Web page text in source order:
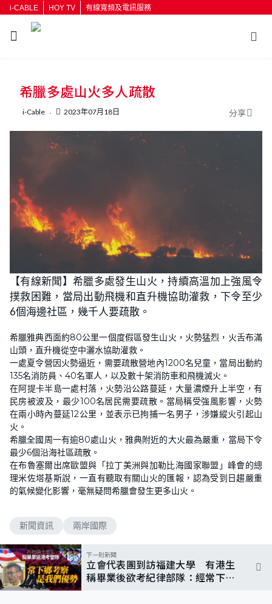
i-CABLE HOY TV 有線寬頻及電訊服務
按輸入鍵開始搜尋
希臘多處山火多人疏散
i-Cable 2023年07月18日 分享
【有線新聞】希臘多處發生山火，持續高溫加上強風令
撲救困難，當局出動飛機和直升機協助灌救，下令至少
6個海邊社區，幾千人要疏散。
希臘雅典西面約80公里一個度假區發生山火，火勢猛烈，火舌布滿
山頭，直升機從空中灑水協助灌救。
一處夏令營因火勢逼近，需要疏散營地內1200名兒童，當局出動約
135名消防員、40名軍人，以及數十架消防車和飛機滅火。
在阿提卡半島一處村落，火勢沿公路蔓延，大量濃煙升上半空，有
民房被波及，最少100名居民需要疏散。當局稱受強風影響，火勢
在兩小時內蔓延12公里，並表示已拘捕一名男子，涉嫌縱火引起山
火。
希臘全國周一有逾80處山火，雅典附近的大火最為嚴重，當局下令
最少6個沿海社區疏散。
在布魯塞爾出席歐盟與「拉丁美洲與加勒比海國家聯盟」峰會的總
理米佐塔基斯說，一直有聽取有關山火的匯報，認為受到日趨嚴重
的氣候變化影響，毫無疑問希臘會發生更多山火。
新聞資訊 兩岸國際
下一則新聞
立會代表團到訪福建大學 有港生
稱畢業後欲考紀律部隊：經常下鄉